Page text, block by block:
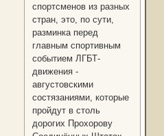
спортсменов из разных
стран, это, по сути,
разминка перед
главным спортивным
событием ЛГБТ-
движения -
августовскими
состязаниями, которые
пройдут в столь
дорогих Прохорову